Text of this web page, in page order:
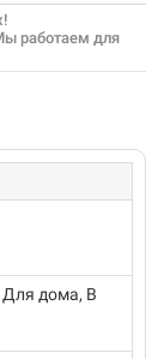
работаем для
Для дома, В